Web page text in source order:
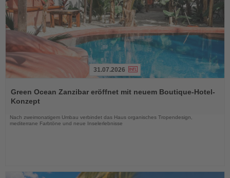
Sie
die
Nachrichten
31.07.2026
Green Ocean Zanzibar eröffnet mit neuem Boutique-Hotel-
Konzept
Nach zweimonatigem Umbau verbindet das Haus organisches Tropendesign,
mediterrane Farbtöne und neue Inselerlebnisse